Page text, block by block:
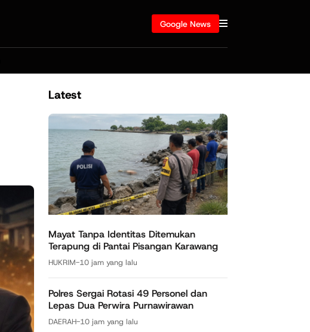
Google News
Latest
Mayat Tanpa Identitas Ditemukan
Terapung di Pantai Pisangan Karawang
HUKRIM-10 jam yang lalu
Polres Sergai Rotasi 49 Personel dan
Lepas Dua Perwira Purnawirawan
DAERAH-10 jam yang lalu